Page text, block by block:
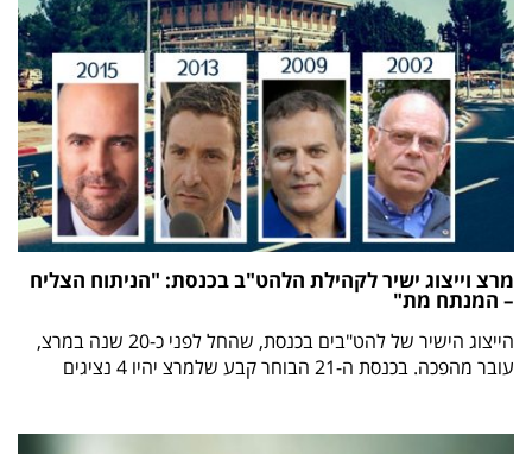
מרצ וייצוג ישיר לקהילת הלהט"ב בכנסת: "הניתוח הצליח
– המנתח מת"
הייצוג הישיר של להט"בים בכנסת, שהחל לפני כ-20 שנה במרצ,
עובר מהפכה. בכנסת ה-21 הבוחר קבע שלמרצ יהיו 4 נציגים